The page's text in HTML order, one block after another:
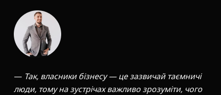
— Так, власники бізнесу — це зазвичай таємничі
люди, тому на зустрічах важливо зрозуміти, чого